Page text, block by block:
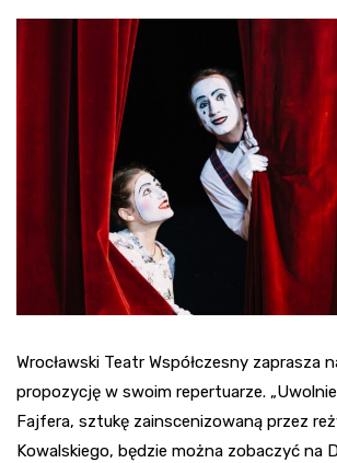
Wrocławski Teatr Współczesny zaprasza
propozycję w swoim repertuarze.
Fajfera, sztukę zainscenizowaną przez
Kowalskiego, będzie można zobaczyć na